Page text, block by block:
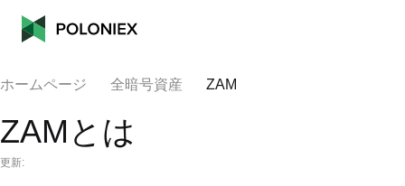
ホームページ 全暗号資産 ZAM
ZAMとは
更新: